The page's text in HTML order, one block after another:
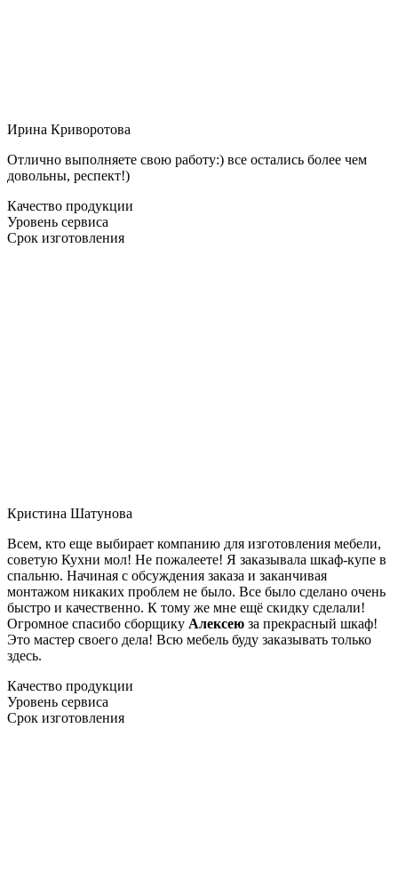
Ирина Криворотова
Отлично выполняете свою работу:) все остались более чем
довольны, респект!)
Качество продукции
Уровень сервиса
Срок изготовления
Кристина Шатунова
Всем, кто еще выбирает компанию для изготовления мебели,
советую Кухни мол! Не пожалеете! Я заказывала шкаф-купе в
спальню. Начиная с обсуждения заказа и заканчивая
монтажом никаких проблем не было. Все было сделано очень
быстро и качественно. К тому же мне ещё скидку сделали!
Огромное спасибо сборщику Алексею за прекрасный шкаф!
Это мастер своего дела! Всю мебель буду заказывать только
здесь.
Качество продукции
Уровень сервиса
Срок изготовления